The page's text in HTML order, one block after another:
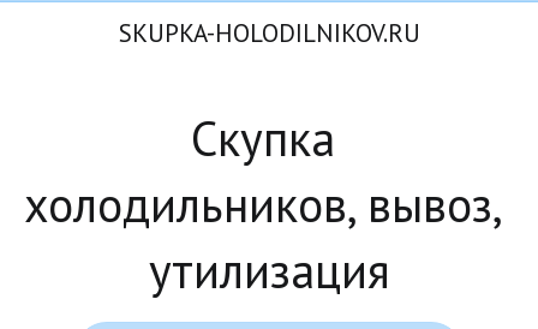
SKUPKA-HOLODILNIKOV.RU
Скупка
холодильников, вывоз,
утилизация